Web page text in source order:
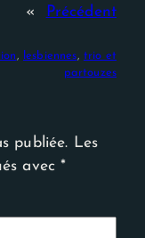
«
Précédent
, lesbiennes, trio et
partouzes
publiée. Les
avec*